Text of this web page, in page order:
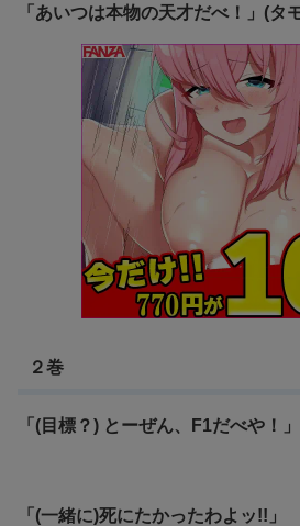
「あいつは本物の天才だべ！」(タ
２巻
「(目標？) とーぜん、F1だべや！
「(一緒に)死にたかったわよッ!!」